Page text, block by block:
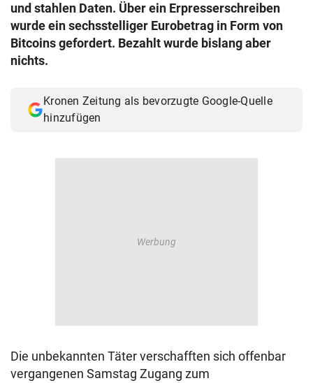
© Krone Multimedia GmbH & Co KG 2026
Muthgasse 2, 1190 Wien
und stahlen Daten. Über ein Erpresserschreiben
wurde ein sechsstelliger Eurobetrag in Form von
Bitcoins gefordert. Bezahlt wurde bislang aber
nichts.
Kronen Zeitung als bevorzugte Google-Quelle
hinzufügen
Die unbekannten Täter verschafften sich offenbar
vergangenen Samstag Zugang zum